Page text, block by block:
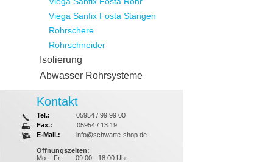
Viega Sanfix Fosta Stangen
Rohrschere
Rohrschneider
Isolierung
Abwasser Rohrsysteme
Kontakt
Tel.:
05954 / 99 99 00
Fax.:
05954 / 13 19
E-Mail.:
info@schwarte-shop.de
Öffnungszeiten:
Mo. - Fr.:
09:00 - 18:00 Uhr